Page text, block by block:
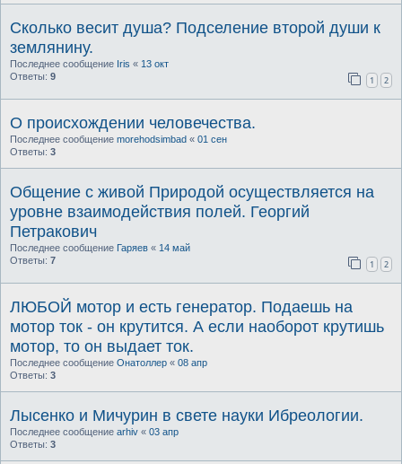
Сколько весит душа? Подселение второй души к
землянину.
Последнее сообщение Iris « 13 окт
Ответы: 9 1 2
О происхождении человечества.
Последнее сообщение morehodsimbad « 01 сен
Ответы: 3
Общение с живой Природой осуществляется на
уровне взаимодействия полей. Георгий
Петракович
Последнее сообщение Гаряев « 14 май
Ответы: 7 1 2
ЛЮБОЙ мотор и есть генератор. Подаешь на
мотор ток - он крутится. А если наоборот крутишь
мотор, то он выдает ток.
Последнее сообщение Онатоллер « 08 апр
Ответы: 3
Лысенко и Мичурин в свете науки Ибреологии.
Последнее сообщение arhiv « 03 апр
Ответы: 3